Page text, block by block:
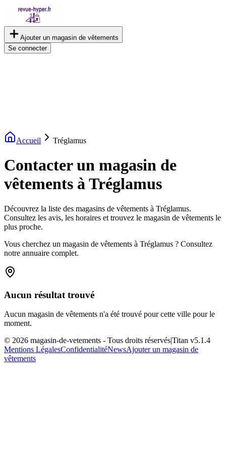
Ajouter un magasin de vêtements
Se connecter
Accueil Tréglamus
Contacter un magasin de
vêtements à Tréglamus
Découvrez la liste des magasins de vêtements à Tréglamus.
Consultez les avis, les horaires et trouvez le magasin de vêtements le
plus proche.
Vous cherchez un magasin de vêtements à Tréglamus ? Consultez
notre annuaire complet.
Aucun résultat trouvé
Aucun magasin de vêtements n'a été trouvé pour cette ville pour le
moment.
© 2026 magasin-de-vetements - Tous droits réservés|Titan v5.1.4
Mentions LégalesConfidentialitéNewsAjouter un magasin de
vêtements